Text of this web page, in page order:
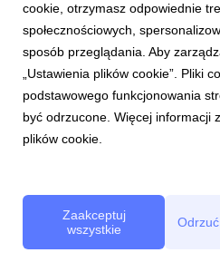
cookie, otrzymasz odpowiednie
społecznościowych,
sposób przeglądania. Aby
„Ustawienia plików cookie”. Pliki
podstawowego funkcjonowania
być odrzucone. Więcej informacji
plików cookie.
Zaakceptuj
wszystkie
Odrzuć